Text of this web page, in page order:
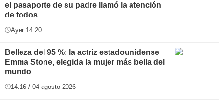
el pasaporte de su padre llamó la atención
de todos
Ayer 14:20
Belleza del 95 %: la actriz estadounidense
Emma Stone, elegida la mujer más bella del
mundo
14:16 / 04 agosto 2026